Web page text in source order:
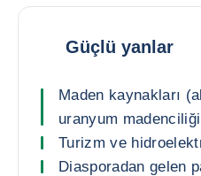
Güçlü yanlar
Maden kaynakları
uranyum
Turizm ve
Diasporadan gelen